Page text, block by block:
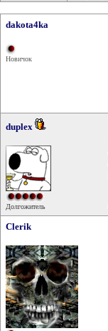
dakota4ka
Новичок
duplex
Долгожитель
Clerik